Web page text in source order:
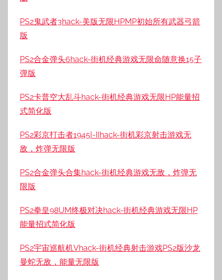
PS2鬼武者3hack-美版无限HPMP初始所有武器弓箭
版
PS2合金弹头6hack-街机经典游戏无限命随意换15子
弹版
PS2卡普空大乱斗hack-街机经典游戏无限HP能量招
式简化版
PS2彩京打击者1945I-IIhack-街机彩京射击游戏无
敌，炸弹无限版
PS2合金弹头合集hack-街机经典游戏无敌，炸弹无
限版
PS2拳皇98UM终极对决hack-街机经典游戏无限HP
能量招式简化版
PS2宇宙巡航机Vhack-街机经典射击游戏PS2版沙龙
曼蛇无敌，能量无限版